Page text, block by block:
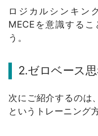
ロジカルシンキン
MECEを意識する
う。
2.ゼロベース
次にご紹介するのは
というトレーニング